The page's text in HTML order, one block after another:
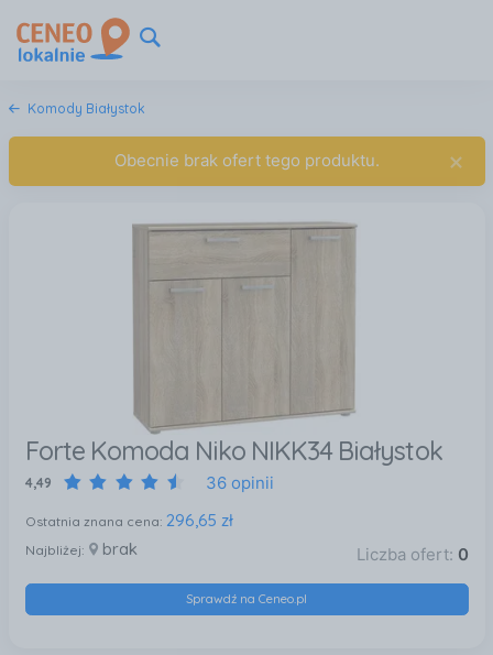
Komody Białystok
Obecnie brak ofert tego produktu. ×
Forte Komoda Niko NIKK34 Białystok
4,49 36 opinii
Ostatnia znana cena: 296,65 zł
Najbliżej: brak Liczba ofert: 0
Sprawdź na Ceneo.pl